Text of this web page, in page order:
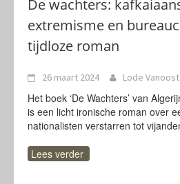
De wachters:
extremisme en
tijdloze roman
26 maart 2024 Lode Vanoost
Het boek ‘De Wachters’ van
is een licht ironische roman over
nationalisten verstarren tot
Lees verder